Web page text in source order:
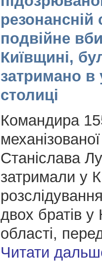
резонансній
подвійне
Київщині,
затримано в
столиці
Командира
Станіслава
затримали у
двох братів у
області,
Читати